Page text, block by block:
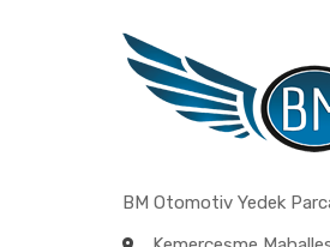
BM Otomotiv Yedek